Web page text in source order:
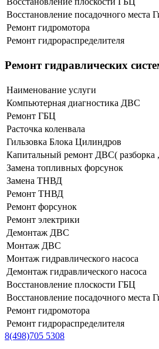
Восстановление посадочного места
Ремонт гидромотора
Ремонт гидрораспределителя
Ремонт гидравлических
Наименование уcлуги
Компьютерная диагностика ДВС
Ремонт ГБЦ
Расточка коленвала
Гильзовка Блока Цилиндров
Капитальный ремонт ДВС( разборка
Замена топливных форсунок
Замена ТНВД
Ремонт ТНВД
Ремонт форсунок
Ремонт электрики
Демонтаж ДВС
Монтаж ДВС
Монтаж гидравлического насоса
Демонтаж гидравлического насоса
Восстановление плоскости ГБЦ
Восстановление посадочного места
Ремонт гидромотора
Ремонт гидрораспределителя
8(498)705 5308